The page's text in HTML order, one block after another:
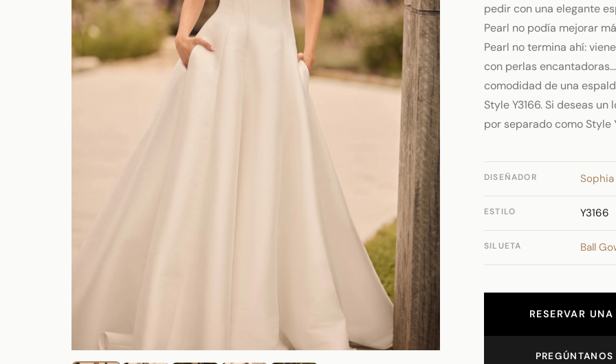
pedir con una elegante
Pearl no podía mejorar
Pearl no termina ahí:
con perlas
comodidad de una
Style Y3166. Si deseas
por separado como Style
DISEÑADOR Sophia
ESTILO Y3166
SILUETA Ball
RESERVAR